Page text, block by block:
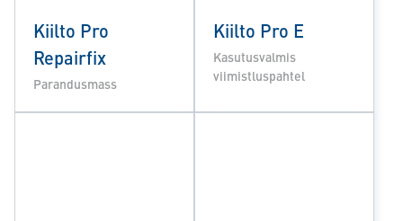
Kiilto Pro
Repairfix
Parandusmass
Kiilto Pro E
Kasutusvalmis
viimistluspahtel